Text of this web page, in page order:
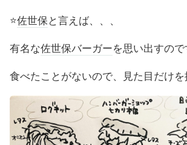
⭐️佐世保と言えば、、、
有名な佐世保バーガーを思い出すの
食べたことがないので、見た目だけを